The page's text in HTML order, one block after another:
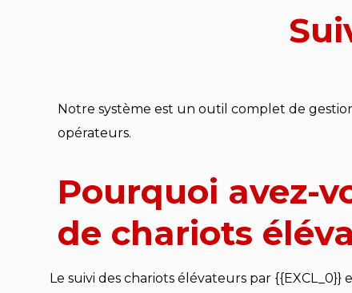
Notre système est un outil complet de
opérateurs.
Pourquoi avez-
de chariots
Le suivi des chariots élévateurs par {{EXCL_0}}